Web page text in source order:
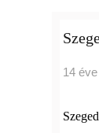
14 éve